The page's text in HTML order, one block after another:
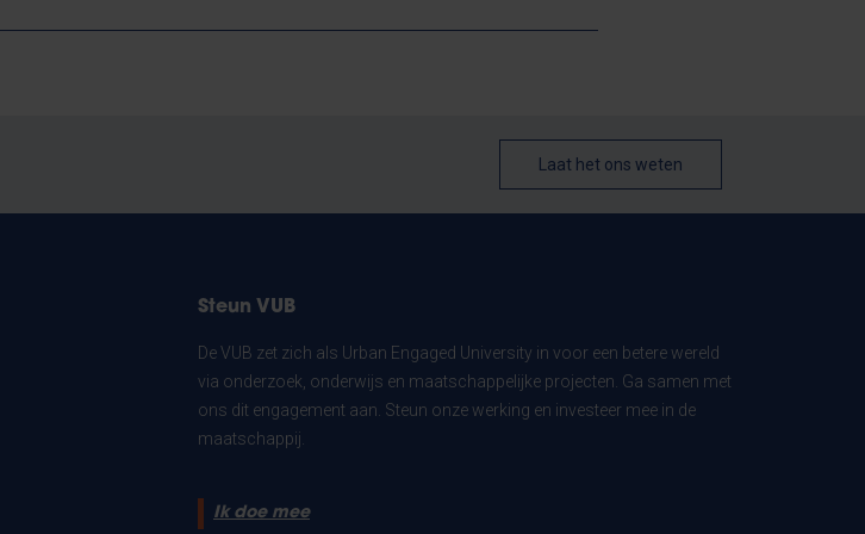
Laat het ons weten
Steun VUB
De VUB zet zich als Urban Engaged University in voor een betere wereld
via onderzoek, onderwijs en maatschappelijke projecten. Ga samen met
ons dit engagement aan. Steun onze werking en investeer mee in de
maatschappij.
Ik doe mee